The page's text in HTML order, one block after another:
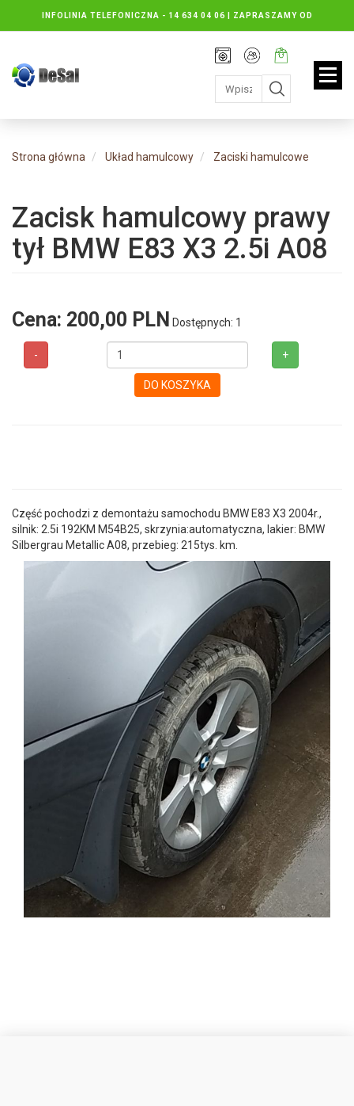
INFOLINIA TELEFONICZNA - 14 634 04 06 | ZAPRASZAMY OD
PONIEDZIAŁKU DO PIĄTKU : 8.30 DO 16.30, SOBOTY: 8.30 DO 13.00
Rejestracja
Moje
konto
Twój
koszyk:
jest
pusty
Strona główna Układ hamulcowy Zaciski hamulcowe
Zacisk hamulcowy prawy
tył BMW E83 X3 2.5i A08
Cena: 200,00 PLN Dostępnych: 1
- +
DO KOSZYKA
Część pochodzi z demontażu samochodu BMW E83 X3 2004r.,
silnik: 2.5i 192KM M54B25, skrzynia:automatyczna, lakier: BMW
Silbergrau Metallic A08, przebieg: 215tys. km.